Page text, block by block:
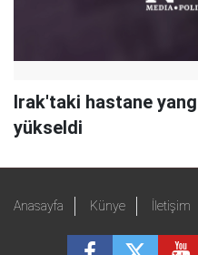
Irak'taki hastane
yükseldi
Anasayfa Künye İletişim